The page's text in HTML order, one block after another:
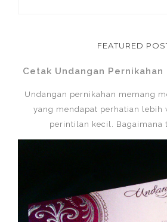
FEATURED
Cetak Undangan Pernikahan
Undangan pernikahan memang
yang mendapat perhatian lebih
perintilan kecil. Bagaimana